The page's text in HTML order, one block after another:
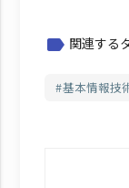
label 関連する
基本情報技